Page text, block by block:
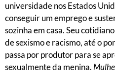
universidade nos Estados
conseguir um emprego e
sozinha em casa. Seu
de sexismo e racismo, até o
passa por produtor para se
sexualmente da menina.